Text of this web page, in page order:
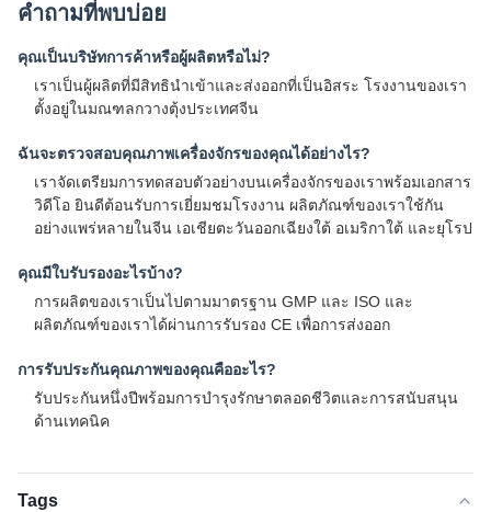
คำถามที่พบบ่อย
คุณเป็นบริษัทการค้าหรือผู้ผลิตหรือไม่?
เราเป็นผู้ผลิตที่มีสิทธินำเข้าและส่งออกที่เป็นอิสระ โรงงานของเรา
ตั้งอยู่ในมณฑลกวางตุ้งประเทศจีน
ฉันจะตรวจสอบคุณภาพเครื่องจักรของคุณได้อย่างไร?
เราจัดเตรียมการทดสอบตัวอย่างบนเครื่องจักรของเราพร้อมเอกสาร
วิดีโอ ยินดีต้อนรับการเยี่ยมชมโรงงาน ผลิตภัณฑ์ของเราใช้กัน
อย่างแพร่หลายในจีน เอเชียตะวันออกเฉียงใต้ อเมริกาใต้ และยุโรป
คุณมีใบรับรองอะไรบ้าง?
การผลิตของเราเป็นไปตามมาตรฐาน GMP และ ISO และ
ผลิตภัณฑ์ของเราได้ผ่านการรับรอง CE เพื่อการส่งออก
การรับประกันคุณภาพของคุณคืออะไร?
รับประกันหนึ่งปีพร้อมการบำรุงรักษาตลอดชีวิตและการสนับสนุน
ด้านเทคนิค
Tags